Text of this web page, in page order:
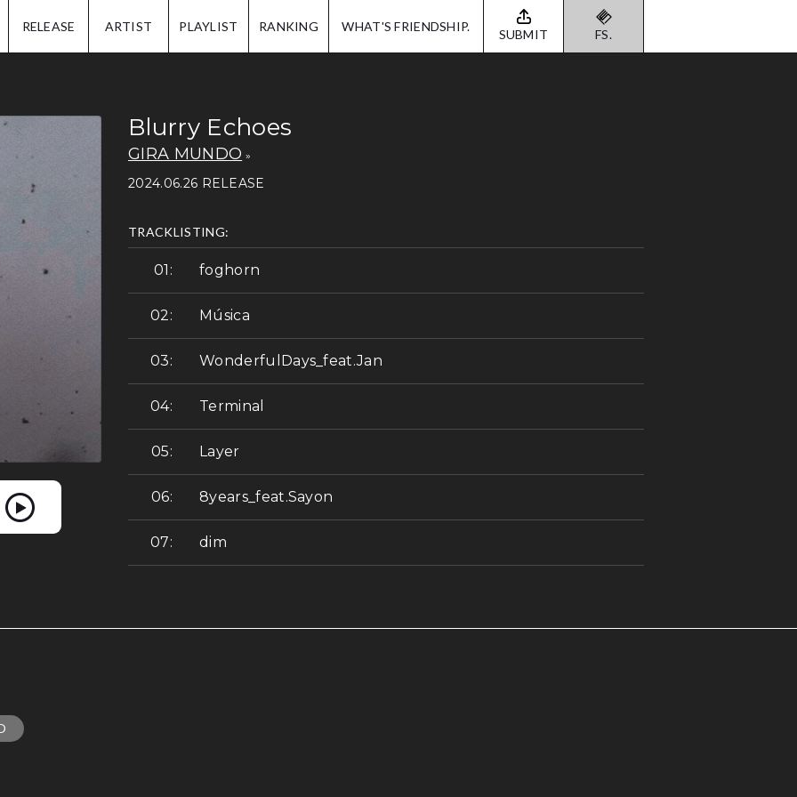
RELEASE ARTIST PLAYLIST RANKING WHAT'S FRIENDSHIP. SUBMIT FS.
Blurry Echoes
GIRA MUNDO
2024.06.26 RELEASE
TRACKLISTING:
foghorn
Música
WonderfulDays_feat.Jan
Terminal
Layer
8years_feat.Sayon
dim